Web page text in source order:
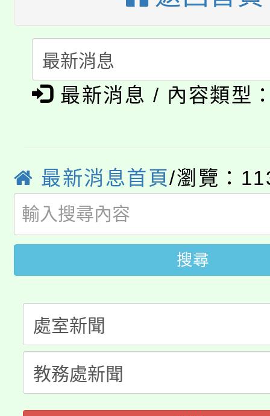
半價優惠，詳情可洽有
者。
份教師研習
淨零綠生活教案入校路
會
115年食農教育專業人
程
「本色祭」8/29、30在
局官網。
8月14至27日，桃園電
開!
115年桃園市運動會8/
田徑場及游泳池舉行。
桃園市低收入戶享有免
視費優惠，中低收入戶
半價優惠，詳情可洽有
者。
大園自造教育及科技中
份教師增能研習
大溪自造教育及科技中
份教師研習
淨零綠生活教案入校路
會
115年食農教育專業人
程
最新消息 / 內容類型
最新消息首頁/瀏覽：
搜尋